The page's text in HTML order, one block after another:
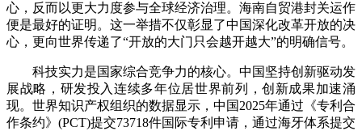
心，反而以更大力度参与全球经济治理。海南自贸港封关运作
便是最好的证明。这一举措不仅彰显了中国深化改革开放的决
心，更向世界传递了“开放的大门只会越开越大”的明确信号。
科技实力是国家综合竞争力的核心。中国坚持创新驱动发
展战略，研发投入连续多年位居世界前列，创新成果加速涌
现。世界知识产权组织的数据显示，中国2025年通过《专利合
作条约》(PCT)提交73718件国际专利申请，通过海牙体系提交